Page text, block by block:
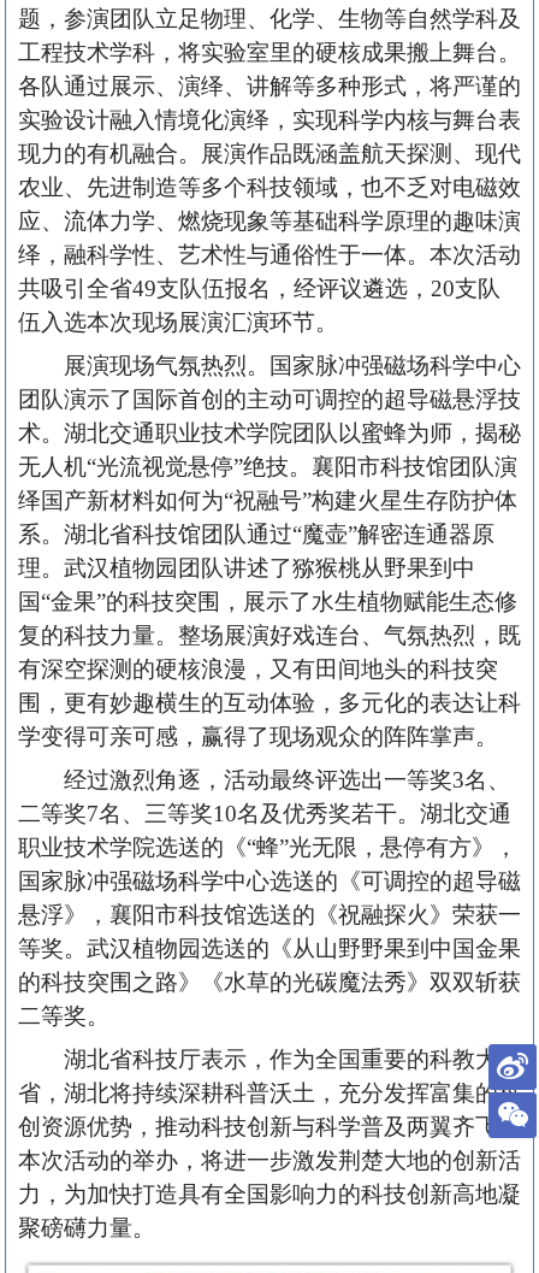
题，参演团队立足物理、化学、生物等自然学科及
工程技术学科，将实验室里的硬核成果搬上舞台。
各队通过展示、演绎、讲解等多种形式，将严谨的
实验设计融入情境化演绎，实现科学内核与舞台表
现力的有机融合。展演作品既涵盖航天探测、现代
农业、先进制造等多个科技领域，也不乏对电磁效
应、流体力学、燃烧现象等基础科学原理的趣味演
绎，融科学性、艺术性与通俗性于一体。本次活动
共吸引全省49支队伍报名，经评议遴选，20支队
伍入选本次现场展演汇演环节。
展演现场气氛热烈。国家脉冲强磁场科学中心
团队演示了国际首创的主动可调控的超导磁悬浮技
术。湖北交通职业技术学院团队以蜜蜂为师，揭秘
无人机“光流视觉悬停”绝技。襄阳市科技馆团队演
绎国产新材料如何为“祝融号”构建火星生存防护体
系。湖北省科技馆团队通过“魔壶”解密连通器原
理。武汉植物园团队讲述了猕猴桃从野果到中
国“金果”的科技突围，展示了水生植物赋能生态修
复的科技力量。整场展演好戏连台、气氛热烈，既
有深空探测的硬核浪漫，又有田间地头的科技突
围，更有妙趣横生的互动体验，多元化的表达让科
学变得可亲可感，赢得了现场观众的阵阵掌声。
经过激烈角逐，活动最终评选出一等奖3名、
二等奖7名、三等奖10名及优秀奖若干。湖北交通
职业技术学院选送的《“蜂”光无限，悬停有方》，
国家脉冲强磁场科学中心选送的《可调控的超导磁
悬浮》，襄阳市科技馆选送的《祝融探火》荣获一
等奖。武汉植物园选送的《从山野野果到中国金果
的科技突围之路》《水草的光碳魔法秀》双双斩获
二等奖。
湖北省科技厅表示，作为全国重要的科教大
省，湖北将持续深耕科普沃土，充分发挥富集的科
创资源优势，推动科技创新与科学普及两翼齐飞。
本次活动的举办，将进一步激发荆楚大地的创新活
力，为加快打造具有全国影响力的科技创新高地凝
聚磅礴力量。